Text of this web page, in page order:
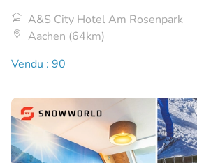
A&S City Hotel Am Rosenpark
Aachen (64km)
Vendu : 90